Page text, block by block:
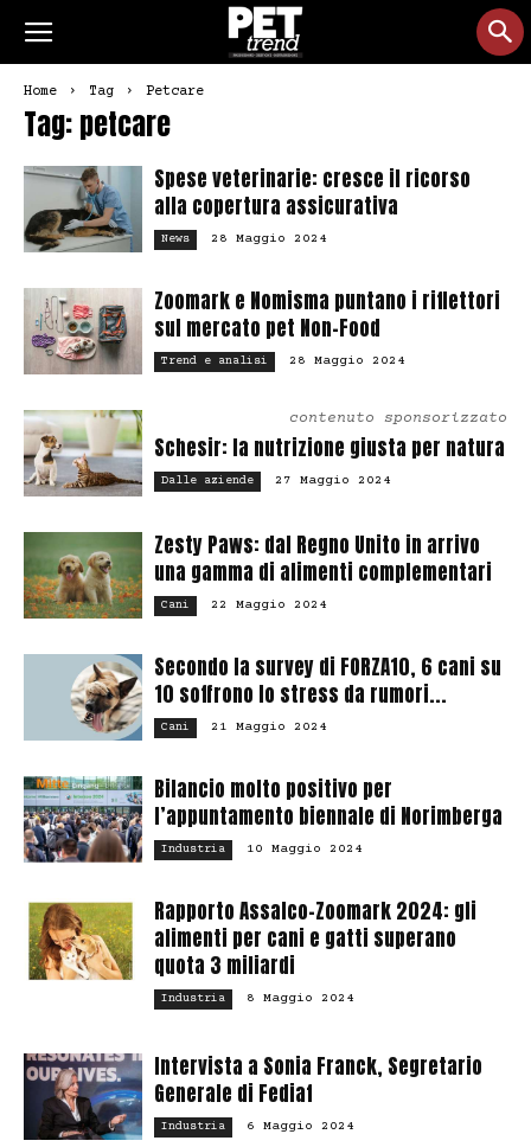
Home Tag Petcare
Tag: petcare
Spese veterinarie: cresce il ricorso
alla copertura assicurativa
News 28 Maggio 2024
Zoomark e Nomisma puntano i riflettori
sul mercato pet Non-Food
Trend e analisi 28 Maggio 2024
contenuto sponsorizzato
Schesir: la nutrizione giusta per natura
Dalle aziende 27 Maggio 2024
Zesty Paws: dal Regno Unito in arrivo
una gamma di alimenti complementari
Cani 22 Maggio 2024
Secondo la survey di FORZA10, 6 cani su
10 soffrono lo stress da rumori...
Cani 21 Maggio 2024
Bilancio molto positivo per
l’appuntamento biennale di Norimberga
Industria 10 Maggio 2024
Rapporto Assalco-Zoomark 2024: gli
alimenti per cani e gatti superano
quota 3 miliardi
Industria 8 Maggio 2024
Intervista a Sonia Franck, Segretario
Generale di Fediaf
Industria 6 Maggio 2024